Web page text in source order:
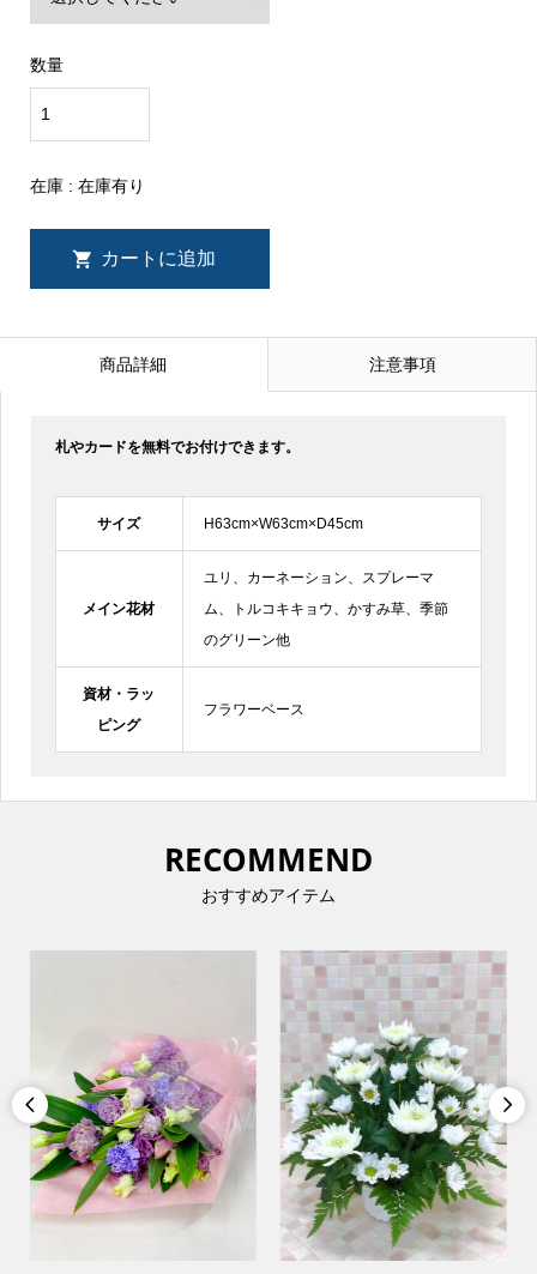
数量
在庫 : 在庫有り
商品詳細 注意事項
札やカードを無料でお付けできます。
サイズ H63cm×W63cm×D45cm
メイン花材
ユリ、カーネーション、スプレーマ
ム、トルコキキョウ、かすみ草、季節
のグリーン他
資材・ラッ
ピング
フラワーベース
RECOMMEND
おすすめアイテム
 